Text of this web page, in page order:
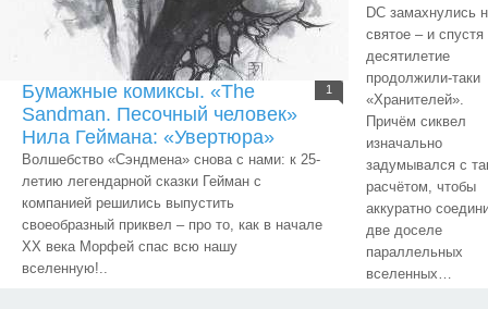
1
Бумажные комиксы. «The
Sandman. Песочный человек»
Нила Геймана: «Увертюра»
Волшебство «Сэндмена» снова с нами: к 25-
летию легендарной сказки Гейман с
компанией решились выпустить
своеобразный приквел – про то, как в начале
ХХ века Морфей спас всю нашу
вселенную!..
DC замахнулись
святое – и спустя
десятилетие
продолжили-таки
«Хранителей».
Причём сиквел
изначально
задумывался с
расчётом, чтобы
аккуратно
две доселе
параллельных
вселенных…